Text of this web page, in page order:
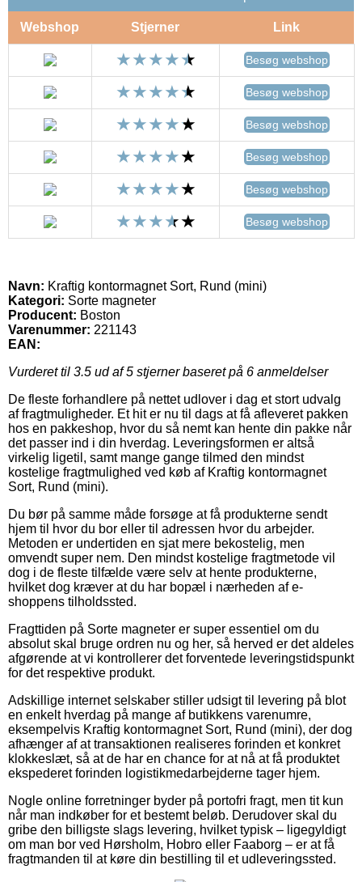
Webshop Stjerner Link
Besøg webshop
Besøg webshop
Besøg webshop
Besøg webshop
Besøg webshop
Besøg webshop
Navn: Kraftig kontormagnet Sort, Rund (mini)
Kategori: Sorte magneter
Producent: Boston
Varenummer: 221143
EAN:
Vurderet til 3.5 ud af 5 stjerner baseret på 6 anmeldelser
De fleste forhandlere på nettet udlover i dag et stort udvalg
af fragtmuligheder. Et hit er nu til dags at få afleveret pakken
hos en pakkeshop, hvor du så nemt kan hente din pakke når
det passer ind i din hverdag. Leveringsformen er altså
virkelig ligetil, samt mange gange tilmed den mindst
kostelige fragtmulighed ved køb af Kraftig kontormagnet
Sort, Rund (mini).
Du bør på samme måde forsøge at få produkterne sendt
hjem til hvor du bor eller til adressen hvor du arbejder.
Metoden er undertiden en sjat mere bekostelig, men
omvendt super nem. Den mindst kostelige fragtmetode vil
dog i de fleste tilfælde være selv at hente produkterne,
hvilket dog kræver at du har bopæl i nærheden af e-
shoppens tilholdssted.
Fragttiden på Sorte magneter er super essentiel om du
absolut skal bruge ordren nu og her, så herved er det aldeles
afgørende at vi kontrollerer det forventede leveringstidspunkt
for det respektive produkt.
Adskillige internet selskaber stiller udsigt til levering på blot
en enkelt hverdag på mange af butikkens varenumre,
eksempelvis Kraftig kontormagnet Sort, Rund (mini), der dog
afhænger af at transaktionen realiseres forinden et konkret
klokkeslæt, så at de har en chance for at nå at få produktet
ekspederet forinden logistikmedarbejderne tager hjem.
Nogle online forretninger byder på portofri fragt, men tit kun
når man indkøber for et bestemt beløb. Derudover skal du
gribe den billigste slags levering, hvilket typisk – ligegyldigt
om man bor ved Hørsholm, Hobro eller Faaborg – er at få
fragtmanden til at køre din bestilling til et udleveringssted.